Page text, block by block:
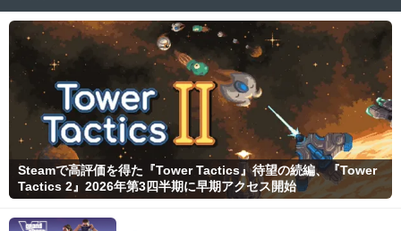
Steamで高評価を得た『Tower Tactics』待望の続編、『Tower
Tactics 2』2026年第3四半期に早期アクセス開始